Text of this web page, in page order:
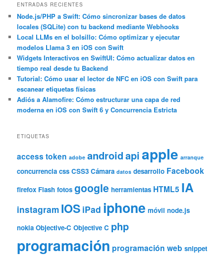
c
a
r
ENTRADAS RECIENTES
Node.js/PHP a Swift: Cómo sincronizar bases de datos
locales (SQLite) con tu backend mediante Webhooks
Local LLMs en el bolsillo: Cómo optimizar y ejecutar
modelos Llama 3 en iOS con Swift
Widgets Interactivos en SwiftUI: Cómo actualizar datos en
tiempo real desde tu Backend
Tutorial: Cómo usar el lector de NFC en iOS con Swift para
escanear etiquetas físicas
Adiós a Alamofire: Cómo estructurar una capa de red
moderna en iOS con Swift 6 y Concurrencia Estricta
ETIQUETAS
access token adobe androidapiapple arranque
concurrencia css CSS3 Cámara datos desarrollo Facebook
firefox Flash fotos google herramientas HTML5 IA
instagram IOS iPad iphone móvil node.js
nokia Objective-C Objective C php
programación programación web snippet